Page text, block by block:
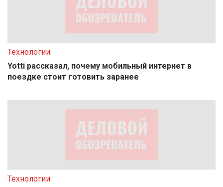
Технологии
Yotti рассказал, почему мобильный интернет в
поездке стоит готовить заранее
Технологии